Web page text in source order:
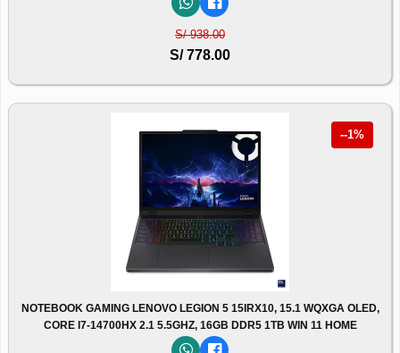
S/ 938.00
S/ 778.00
--1%
NOTEBOOK GAMING LENOVO LEGION 5 15IRX10, 15.1 WQXGA OLED,
CORE I7-14700HX 2.1 5.5GHZ, 16GB DDR5 1TB WIN 11 HOME